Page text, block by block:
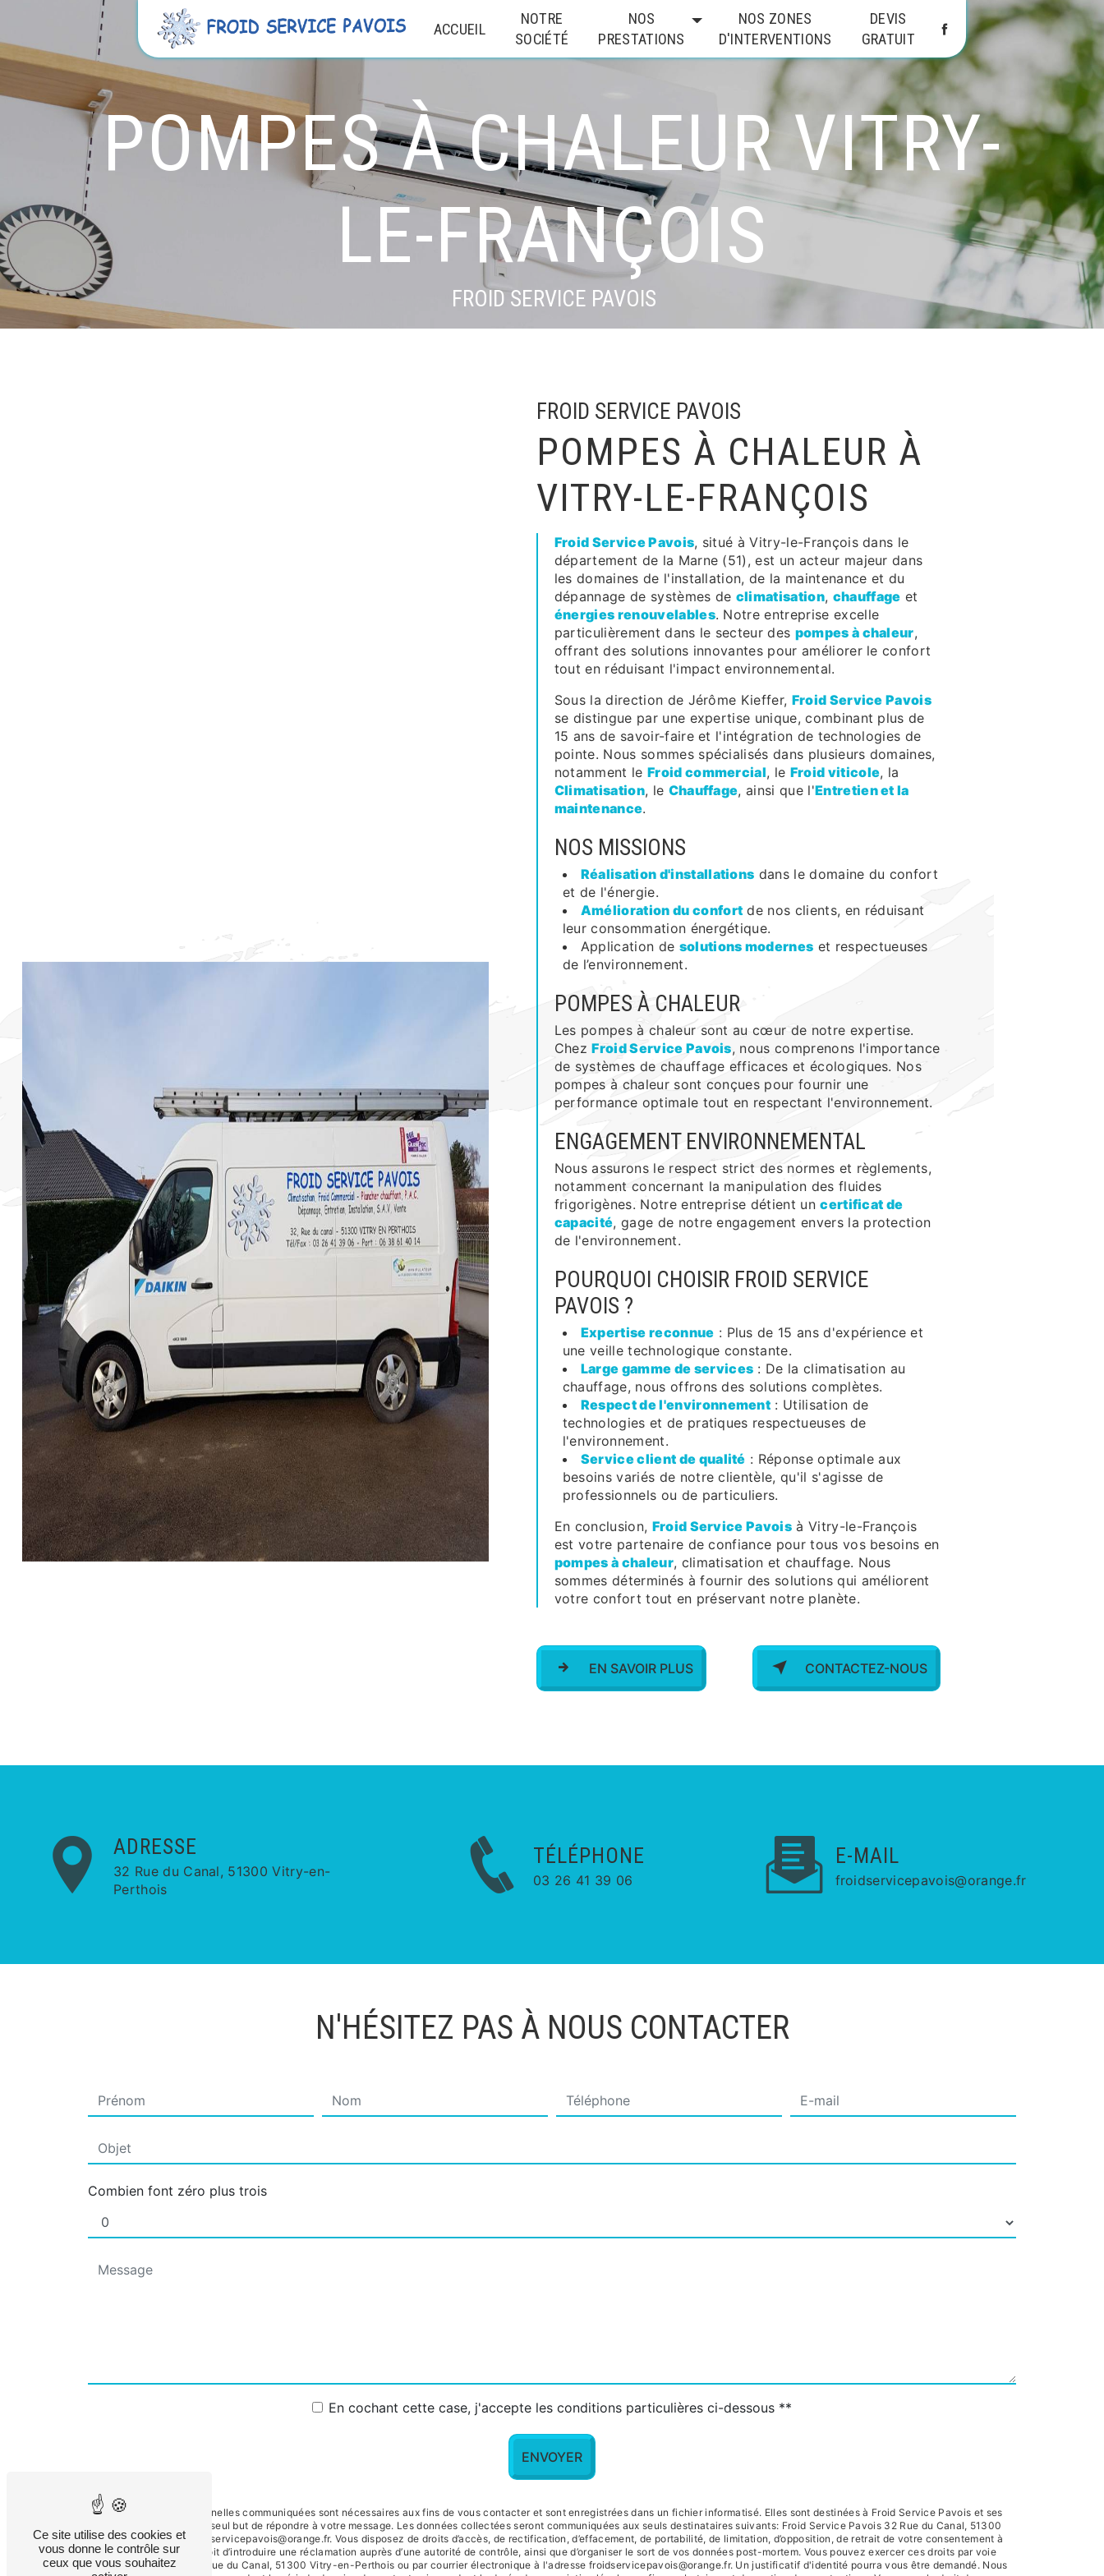
ACCUEIL
NOTRE
SOCIÉTÉ
NOS
PRESTATIONS
NOS ZONES
D'INTERVENTIONS
DEVIS
GRATUIT
POMPES À CHALEUR VITRY-
LE-FRANÇOIS
FROID SERVICE PAVOIS
FROID SERVICE PAVOIS
POMPES À CHALEUR À
VITRY-LE-FRANÇOIS
Froid Service Pavois, situé à Vitry-le-François dans le
département de la Marne (51), est un acteur majeur dans
les domaines de l'installation, de la maintenance et du
dépannage de systèmes de climatisation, chauffage et
énergies renouvelables. Notre entreprise excelle
particulièrement dans le secteur des pompes à chaleur,
offrant des solutions innovantes pour améliorer le confort
tout en réduisant l'impact environnemental.
Sous la direction de Jérôme Kieffer, Froid Service Pavois
se distingue par une expertise unique, combinant plus de
15 ans de savoir-faire et l'intégration de technologies de
pointe. Nous sommes spécialisés dans plusieurs domaines,
notamment le Froid commercial, le Froid viticole, la
Climatisation, le Chauffage, ainsi que l'Entretien et la
maintenance.
NOS MISSIONS
Réalisation d'installations dans le domaine du confort
et de l'énergie.
Amélioration du confort de nos clients, en réduisant
leur consommation énergétique.
Application de solutions modernes et respectueuses
de l’environnement.
POMPES À CHALEUR
Les pompes à chaleur sont au cœur de notre expertise.
ChezFroid Service Pavois, nous comprenons l'importance
de systèmes de chauffage efficaces et écologiques. Nos
pompes à chaleur sont conçues pour fournir une
performance optimale tout en respectant l'environnement.
ENGAGEMENT ENVIRONNEMENTAL
Nous assurons le respect strict des normes et règlements,
notamment concernant la manipulation des fluides
frigorigènes. Notre entreprise détient uncertificat de
capacité, gage de notre engagement envers la protection
de l'environnement.
POURQUOI CHOISIR FROID SERVICE
PAVOIS ?
Expertise reconnue : Plus de 15 ans d'expérience et
une veille technologique constante.
Large gamme de services : De la climatisation au
chauffage, nous offrons des solutions complètes.
Respect de l'environnement : Utilisation de
technologies et de pratiques respectueuses de
l'environnement.
Service client de qualité : Réponse optimale aux
besoins variés de notre clientèle, qu'il s'agisse de
professionnels ou de particuliers.
En conclusion, Froid Service Pavois à Vitry-le-François
est votre partenaire de confiance pour tous vos besoins en
pompes à chaleur, climatisation et chauffage. Nous
sommes déterminés à fournir des solutions qui améliorent
votre confort tout en préservant notre planète.
EN SAVOIR PLUS CONTACTEZ-NOUS
ADRESSE
32 Rue du Canal, 51300 Vitry-en-
Perthois
TÉLÉPHONE
03 26 41 39 06
E-MAIL
froidservicepavois@orange.fr
N'HÉSITEZ PAS À NOUS CONTACTER
Combien font zéro plus trois
En cochant cette case, j'accepte les conditions particulières ci-dessous **
ENVOYER
** Les données personnelles communiquées sont nécessaires aux fins de vous contacter et sont enregistrées dans un fichier informatisé. Elles sont destinées à Froid Service Pavois et ses
sous-traitants dans le seul but de répondre à votre message. Les données collectées seront communiquées aux seuls destinataires suivants: Froid Service Pavois 32 Rue du Canal, 51300
Vitry-en-Perthois froidservicepavois@orange.fr. Vous disposez de droits d’accès, de rectification, d’effacement, de portabilité, de limitation, d’opposition, de retrait de votre consentement à
tout moment et du droit d’introduire une réclamation auprès d’une autorité de contrôle, ainsi que d’organiser le sort de vos données post-mortem. Vous pouvez exercer ces droits par voie
postale à l'adresse 32 Rue du Canal, 51300 Vitry-en-Perthois ou par courrier électronique à l'adresse froidservicepavois@orange.fr. Un justificatif d'identité pourra vous être demandé. Nous
Panneau de gestion des cookies
Ce site utilise des cookies et
vous donne le contrôle sur
ceux que vous souhaitez